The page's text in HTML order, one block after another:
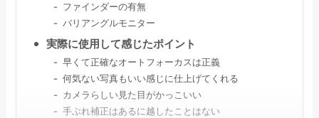
ファインダーの有無
バリアングルモニター
実際に使用して感じたポイント
早くて正確なオートフォーカスは正義
何気ない写真もいい感じに仕上げてくれる
カメラらしい見た目がかっこいい
手ぶれ補正はあるに越したことはない